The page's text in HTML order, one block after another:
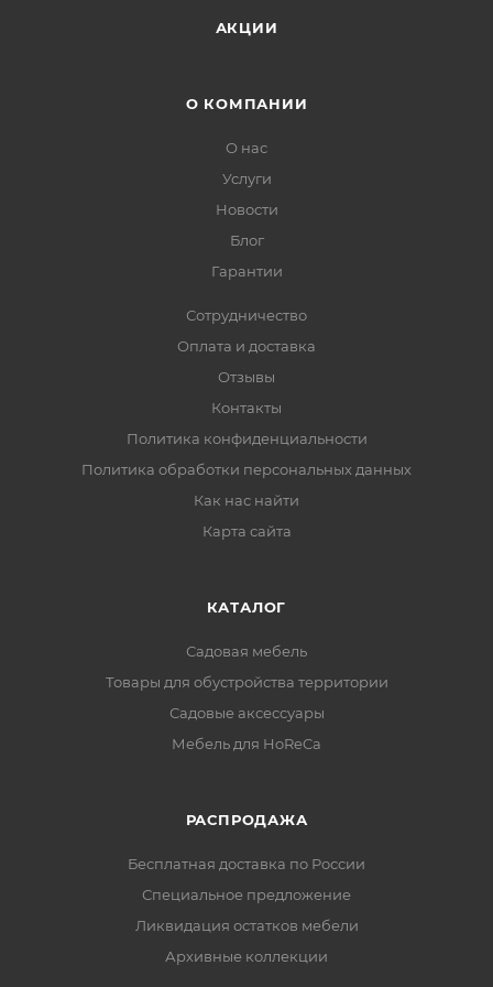
АКЦИИ
О КОМПАНИИ
О нас
Услуги
Новости
Блог
Гарантии
Сотрудничество
Оплата и доставка
Отзывы
Контакты
Политика конфиденциальности
Политика обработки персональных данных
Как нас найти
Карта сайта
КАТАЛОГ
Садовая мебель
Товары для обустройства территории
Садовые аксессуары
Мебель для HoReCa
РАСПРОДАЖА
Бесплатная доставка по России
Специальное предложение
Ликвидация остатков мебели
Архивные коллекции